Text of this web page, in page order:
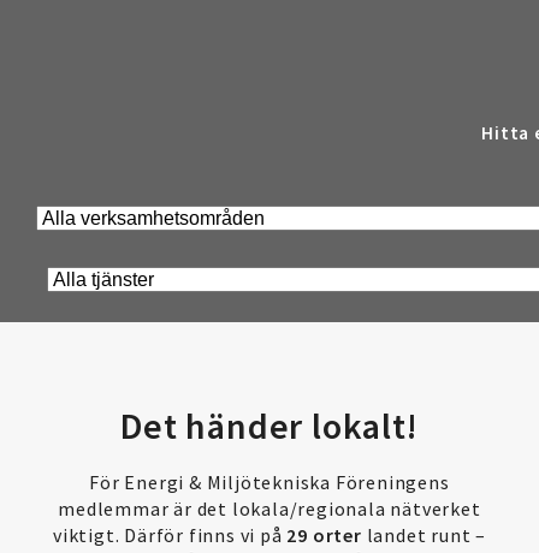
Hitta
Det händer lokalt!
För Energi & Miljötekniska Föreningens
medlemmar är det lokala/regionala nätverket
viktigt. Därför finns vi på 29 orter landet runt –